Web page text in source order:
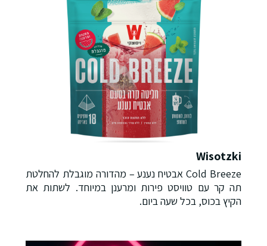
Wisotzki
Cold Breeze אבטיח נענע – מהדורה מוגבלת להחלטת
תה קר עם טוויסט פירות ומרענן במיוחד. לשתות את
הקיץ בכוס, בכל שעה ביום.